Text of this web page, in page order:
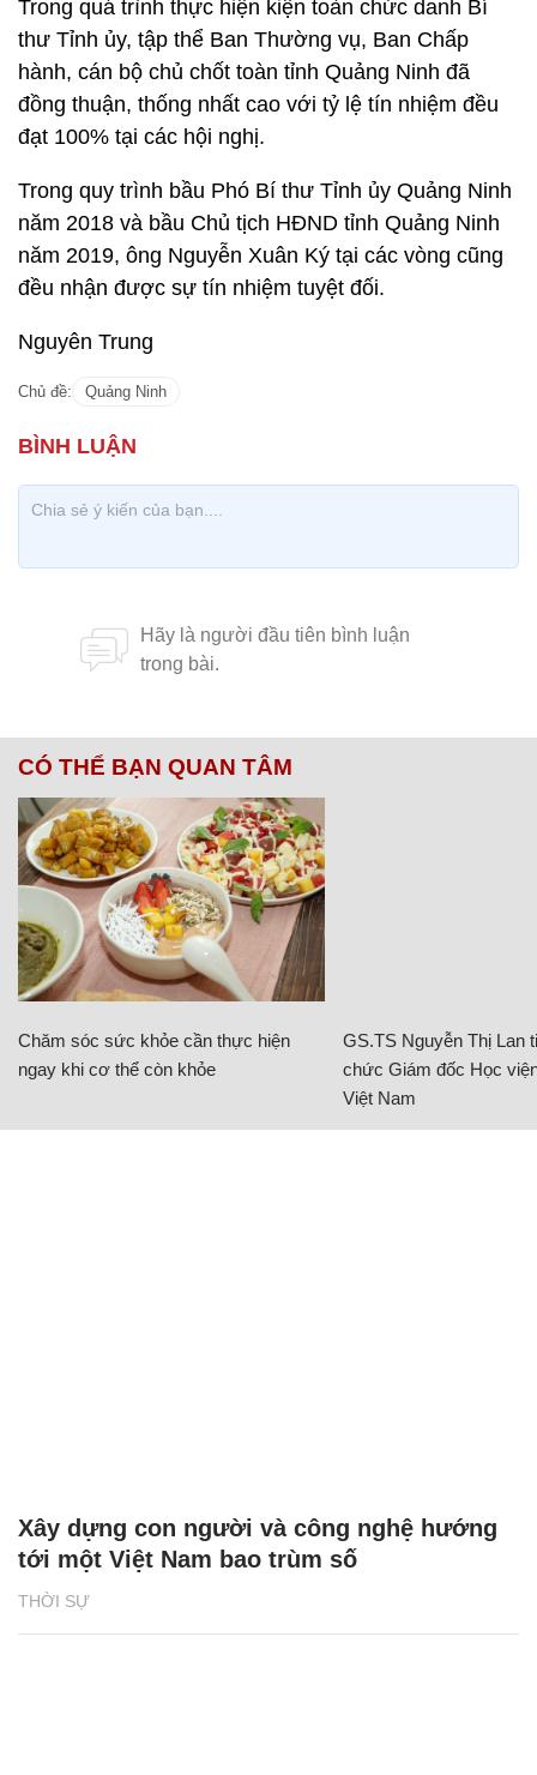
Trong quá trình thực hiện kiện toàn chức danh Bí
thư Tỉnh ủy, tập thể Ban Thường vụ, Ban Chấp
hành, cán bộ chủ chốt toàn tỉnh Quảng Ninh đã
đồng thuận, thống nhất cao với tỷ lệ tín nhiệm đều
đạt 100% tại các hội nghị.
Trong quy trình bầu Phó Bí thư Tỉnh ủy Quảng Ninh
năm 2018 và bầu Chủ tịch HĐND tỉnh Quảng Ninh
năm 2019, ông Nguyễn Xuân Ký tại các vòng cũng
đều nhận được sự tín nhiệm tuyệt đối.
Nguyên Trung
Chủ đề: Quảng Ninh
CÓ THỂ BẠN QUAN TÂM
Chăm sóc sức khỏe cần thực hiện
ngay khi cơ thể còn khỏe
GS.TS Nguyễn Thị Lan
chức Giám đốc Học
Việt Nam
THỜI SỰ
Xây dựng con người và công nghệ hướng
tới một Việt Nam bao trùm số